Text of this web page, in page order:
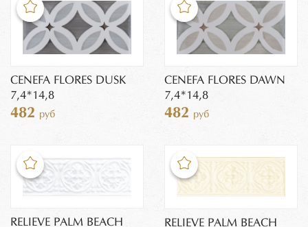
CENEFA FLORES DUSK
7,4*14,8
482 руб
CENEFA FLORES DAWN
7,4*14,8
482 руб
RELIEVE PALM BEACH RELIEVE PALM BEACH